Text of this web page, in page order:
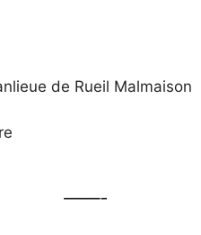
de Rueil Malmaison
——-